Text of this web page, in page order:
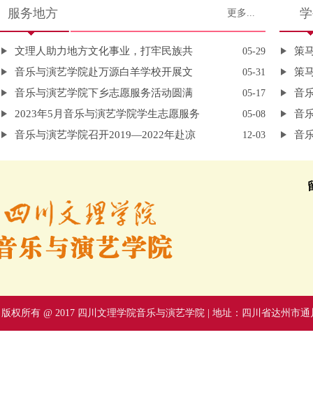
树立践行正确政绩观 实干担当奋进育人新...
音乐与演艺学院开展“树立和践行正确政...
服务地方 更多...
文理人助力地方文化事业，打牢民族共 05-29
音乐与演艺学院赴万源白羊学校开展文 05-31
音乐与演艺学院下乡志愿服务活动圆满 05-17
2023年5月音乐与演艺学院学生志愿服务 05-08
音乐与演艺学院召开2019—2022年赴凉 12-03
策
策
音
音
音
版权所有 @ 2017 四川文理学院音乐与演艺学院 | 地址：四川省达州市